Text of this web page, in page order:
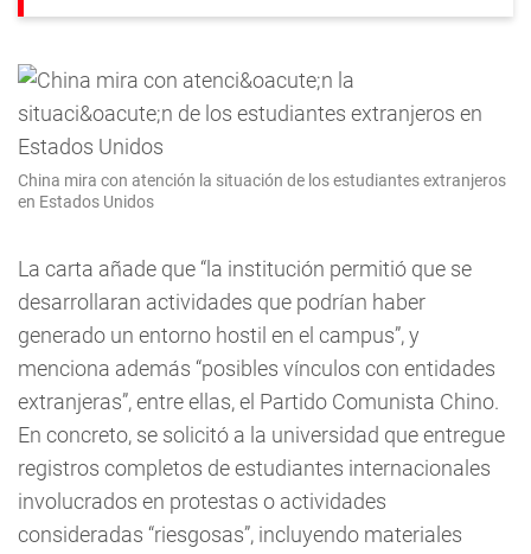
China mira con atención la situación de los estudiantes extranjeros
en Estados Unidos
La carta añade que “la institución permitió que se
desarrollaran actividades que podrían haber
generado un entorno hostil en el campus”, y
menciona además “posibles vínculos con entidades
extranjeras”, entre ellas, el Partido Comunista Chino.
En concreto, se solicitó a la universidad que entregue
registros completos de estudiantes internacionales
involucrados en protestas o actividades
consideradas “riesgosas”, incluyendo materiales